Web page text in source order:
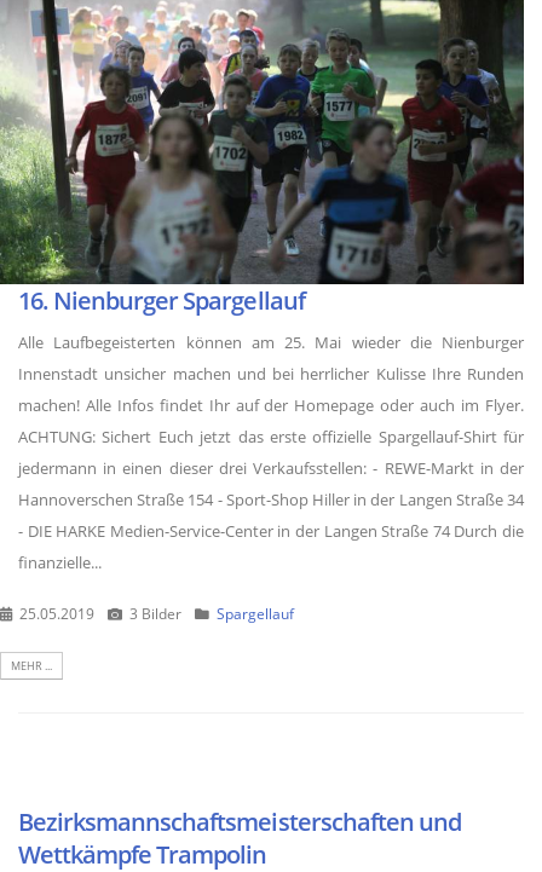
16. Nienburger Spargellauf
Alle Laufbegeisterten können am 25. Mai wieder die Nienburger
Innenstadt unsicher machen und bei herrlicher Kulisse Ihre Runden
machen! Alle Infos findet Ihr auf der Homepage oder auch im Flyer.
ACHTUNG: Sichert Euch jetzt das erste offizielle Spargellauf-Shirt für
jedermann in einen dieser drei Verkaufsstellen: - REWE-Markt in der
Hannoverschen Straße 154 - Sport-Shop Hiller in der Langen Straße 34
- DIE HARKE Medien-Service-Center in der Langen Straße 74 Durch die
finanzielle...
25.05.2019 3 Bilder Spargellauf
MEHR ...
Bezirksmannschaftsmeisterschaften und
Wettkämpfe Trampolin